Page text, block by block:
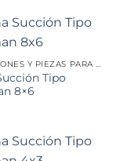
REFACCIONES Y PIEZAS PARA MINERÍA
Tipo
8×6